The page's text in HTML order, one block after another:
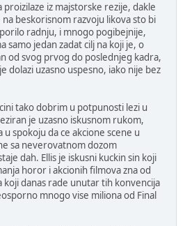
proizilaze iz majstorske rezije, dakle
beskorisnom razvoju likova sto bi
radnju, i mnogo pogibejnije,
samo jedan zadat cilj na koji je, o
od svog prvog do poslednjeg kadra,
dolazi uzasno uspesno, iako nije bez
tako dobrim u potpunosti lezi u
je uzasno iskusnom rukom,
spokoju da ce akcione scene u
sa neverovatnom dozom
dah. Ellis je iskusni kuckin sin koji
horor i akcionih filmova zna od
danas rade unutar tih konvencija
mnogo vise miliona od Final